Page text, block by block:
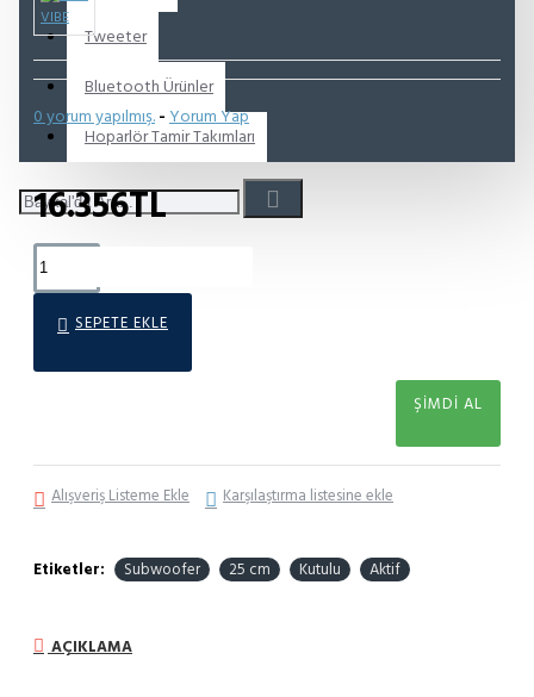
Tweeter
Bluetooth Ürünler
Hoparlör Tamir Takımları
VIBE
0 yorum yapılmış. - Yorum Yap
16.356TL
SEPETE EKLE
ŞIMDI AL
Alışveriş Listeme Ekle Karşılaştırma listesine ekle
Etiketler: Subwoofer 25 cm Kutulu Aktif
AÇIKLAMA